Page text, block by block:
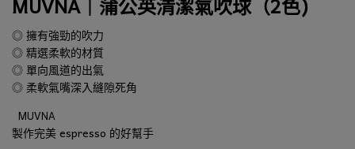
◎ 擁有強勁的吹力
◎ 精選柔軟的材質
◎ 單向風道的出氣
◎ 柔軟氣嘴深入縫隙死角
MUVNA
製作完美 espresso 的好幫手